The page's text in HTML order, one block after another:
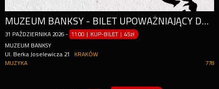
MUZEUM BANKSY - BILET UPOWAŻNIAJĄCY DO WEJŚCIA W CIĄGU CAŁEGO DNIA (OD GODZ. 11:00)
31 PAŹDZIERNIKA 2026 - 11:00 | KUP-BILET |45zł
MUZEUM BANKSY
Ul. Berka Joselewicza 21
KRAKÓW
778
MUZYKA